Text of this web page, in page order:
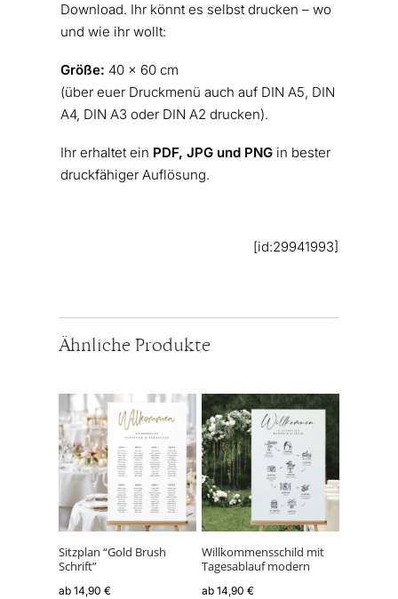
Download. Ihr könnt es selbst drucken – wo
und wie ihr wollt:
Größe: 40 x 60 cm
(über euer Druckmenü auch auf DIN A5, DIN
A4, DIN A3 oder DIN A2 drucken).
Ihr erhaltet ein PDF, JPG und PNGin bester
druckfähiger Auflösung.
[id:29941993]
Ähnliche Produkte
Sitzplan “Gold Brush
Schrift”
ab 14,90 €
Dieses
Produkt
weist
mehrere
Varianten
Die
Optionen
können
auf
der
Willkommensschild mit
Tagesablauf modern
ab14,90€
Dieses
Produkt
weist
mehrere
Varianten
auf.
Die
Optionen
können
auf
der